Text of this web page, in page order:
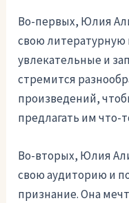
Во-первых, Юлия
свою литературную
увлекательные и
стремится
произведений,
предлагать им что-
Во-вторых, Юлия
свою аудиторию и
признание. Она